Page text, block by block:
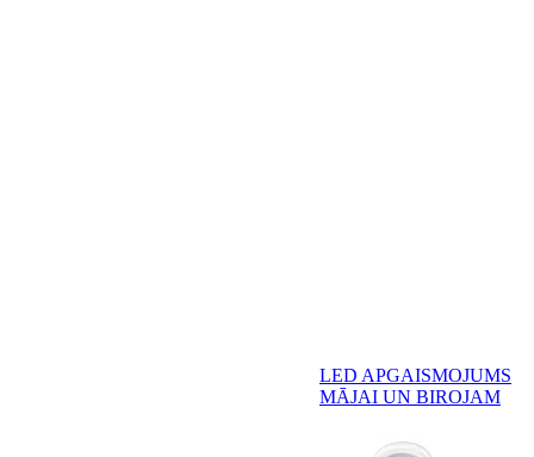
LED APGAISMOJUMS
MĀJAI UN BIROJAM